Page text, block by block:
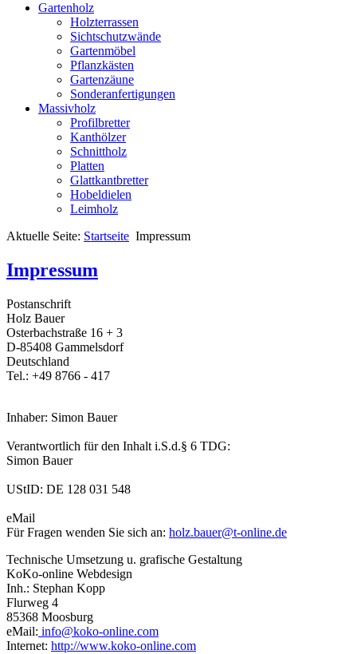
Gartenholz
Holzterrassen
Sichtschutzwände
Gartenmöbel
Pflanzkästen
Gartenzäune
Sonderanfertigungen
Massivholz
Profilbretter
Kanthölzer
Schnittholz
Platten
Glattkantbretter
Hobeldielen
Leimholz
Aktuelle Seite: Startseite Impressum
Impressum
Postanschrift
Holz Bauer
Osterbachstraße 16 + 3
D-85408 Gammelsdorf
Deutschland
Tel.: +49 8766 - 417
Inhaber: Simon Bauer
Verantwortlich für den Inhalt i.S.d.§ 6 TDG:
Simon Bauer
UStID: DE 128 031 548
eMail
Für Fragen wenden Sie sich an: holz.bauer@t-online.de
Technische Umsetzung u. grafische Gestaltung
KoKo-online Webdesign
Inh.: Stephan Kopp
Flurweg 4
85368 Moosburg
eMail: info@koko-online.com
Internet: http://www.koko-online.com